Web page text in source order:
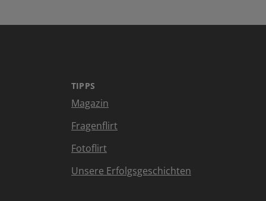
TIPPS
Magazin
Fragenflirt
Fotoflirt
Unsere Erfolgsgeschichten